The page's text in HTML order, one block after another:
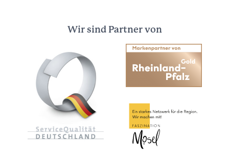
Wir sind Partner von